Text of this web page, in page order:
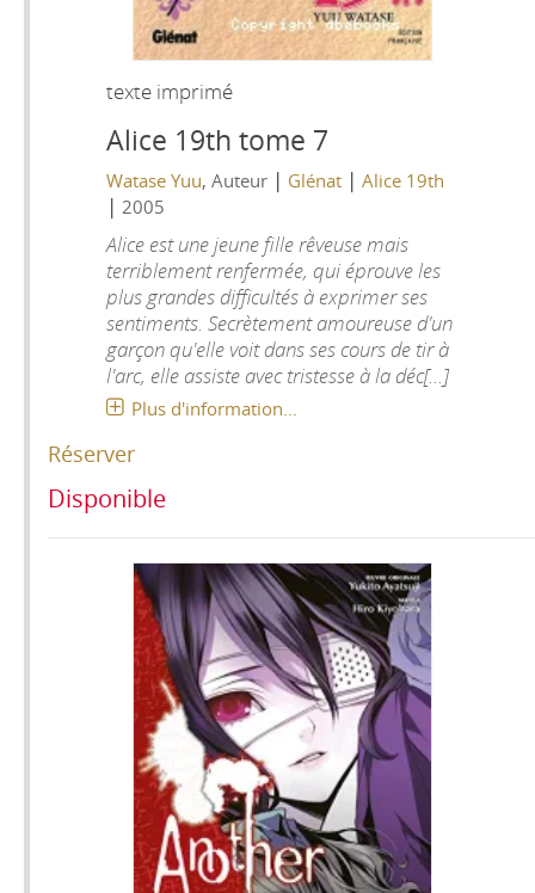
texte imprimé
Alice 19th tome 7
Watase Yuu, Auteur | Glénat |Alice 19th
|2005
Alice est une jeune fille rêveuse mais
terriblement renfermée, qui éprouve les
plus grandes difficultés à exprimer ses
sentiments. Secrètement amoureuse d'un
garçon qu'elle voit dans ses cours de tir à
l'arc, elle assiste avec tristesse à la déc[...]
Plus d'information...
Réserver
Disponible